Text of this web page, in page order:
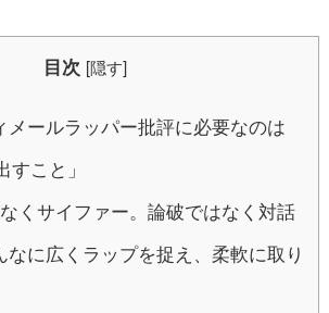
目次 [隠す]
メールラッパー批評に必要なのは
すこと」
くサイファー。論破ではなく対話
に広くラップを捉え、柔軟に取り